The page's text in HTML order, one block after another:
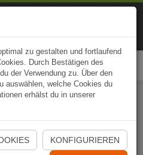
jetzt öffnen
zu gestalten und fortlaufend
Durch Bestätigen des
der Verwendung zu. Über den
auswählen, welche Cookies du
erhälst du in unserer
KONFIGURIEREN